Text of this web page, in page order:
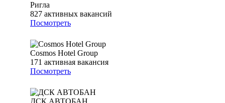
Ригла
827 активных вакансий
Посмотреть
Cosmos Hotel Group
171 активная вакансия
Посмотреть